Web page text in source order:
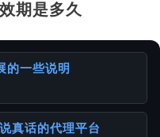
期是多久
的一些说明
真话的代理平台